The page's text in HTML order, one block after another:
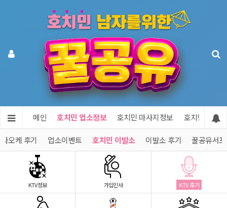
메인 호치민 업소정보 호치민 마사지정보 호치민 숙소
오케 후기 업소이벤트 호치민 이발소 이발소 후기 꿀공유서
KTV정보 가입인사 KTV 후기